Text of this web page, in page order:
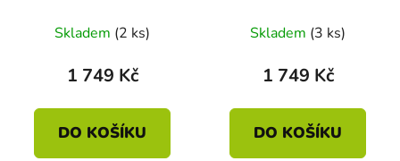
Skladem (2 ks)
1 749 Kč
DO KOŠÍKU
Skladem (3 ks)
1 749 Kč
DO KOŠÍKU